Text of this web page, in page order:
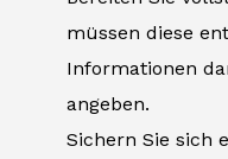
müssen diese
Informationen
angeben.
Sichern Sie sich